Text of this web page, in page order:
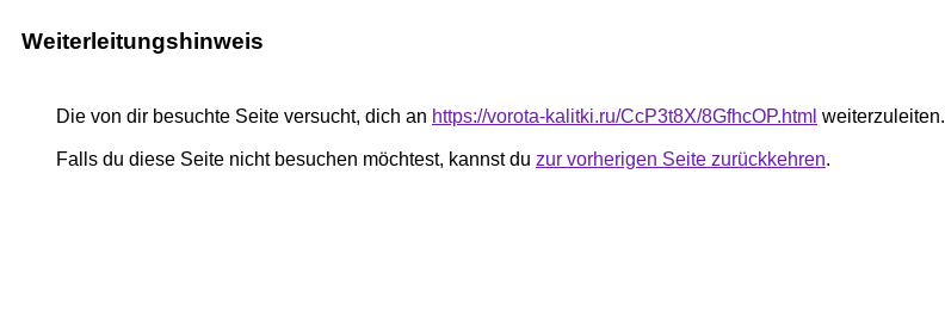
Weiterleitungshinweis
Die von dir besuchte Seite versucht, dich an https://vorota-kalitki.ru/CcP3t8X/8GfhcOP.html weiterzuleiten.
Falls du diese Seite nicht besuchen möchtest, kannst du zur vorherigen Seite zurückkehren.